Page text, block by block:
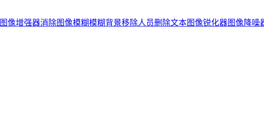
图像增强器消除图像模糊模糊背景移除人员删除文本图像锐化器图像降噪